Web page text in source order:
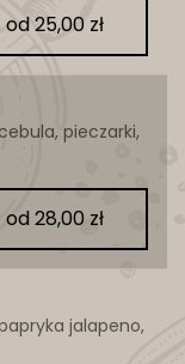
pieczarki,
jalapeno,